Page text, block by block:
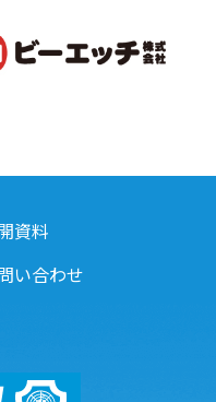
資料
い合わせ